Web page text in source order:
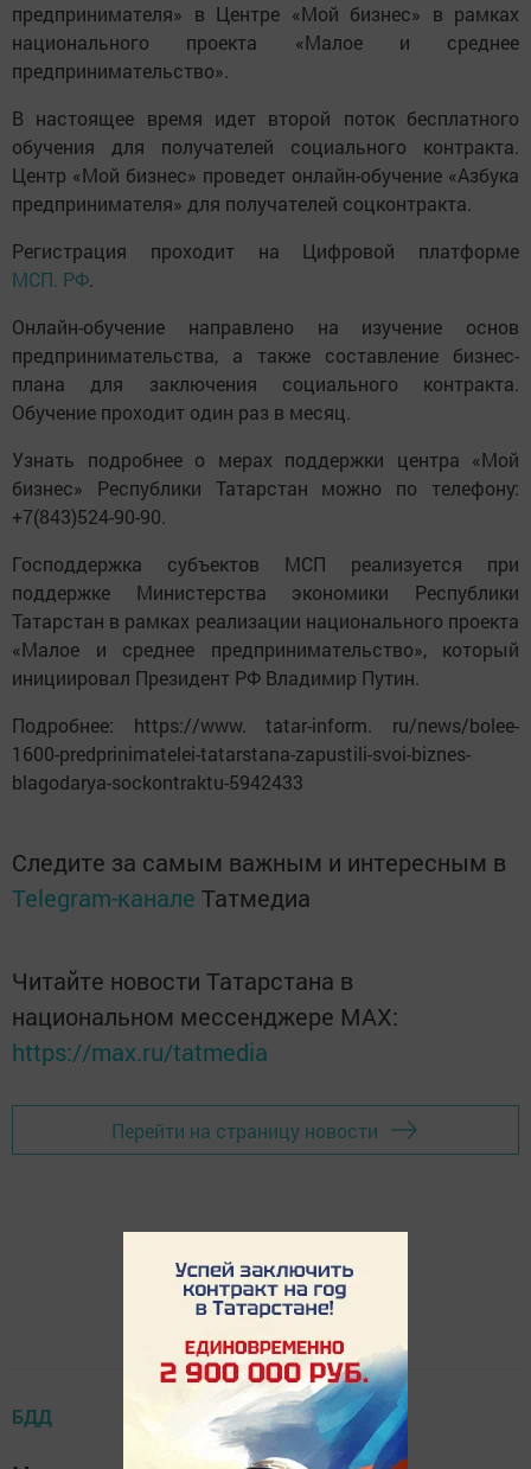
предпринимателя» в Центре «Мой бизнес» в рамках
национального проекта «Малое и среднее
предпринимательство».
В настоящее время идет второй поток бесплатного
обучения для получателей социального контракта.
Центр «Мой бизнес» проведет онлайн-обучение «Азбука
предпринимателя» для получателей соцконтракта.
Регистрация проходит на Цифровой платформе
МСП. РФ.
Онлайн-обучение направлено на изучение основ
предпринимательства, а также составление бизнес-
плана для заключения социального контракта.
Обучение проходит один раз в месяц.
Узнать подробнее о мерах поддержки центра «Мой
бизнес» Республики Татарстан можно по телефону:
+7(843)524-90-90.
Господдержка субъектов МСП реализуется при
поддержке Министерства экономики Республики
Татарстан в рамках реализации национального проекта
«Малое и среднее предпринимательство», который
инициировал Президент РФ Владимир Путин.
Подробнее: https://www. tatar-inform. ru/news/bolee-
1600-predprinimatelei-tatarstana-zapustili-svoi-biznes-
blagodarya-sockontraktu-5942433
Следите за самым важным и интересным в
Telegram-канале Татмедиа
Читайте новости Татарстана в
национальном мессенджере MАХ:
https://max.ru/tatmedia
Перейти на страницу новости
БДД